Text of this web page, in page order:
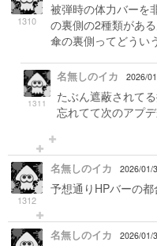
1310
被弾時の体力バーを
の裏側の2種類がある
傘の裏側ってどうい
1311
名無しのイカ 2026/
たぶん遮蔽されて
忘れてて次のアプ
1312
名無しのイカ 2026/01/
予想通りHPバーの
名無しのイカ 2026/01/